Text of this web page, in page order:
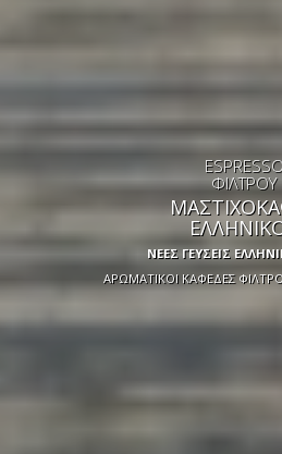
ΦΙΛΤΡΟΥ
ΝΕΕΣ ΓΕΥΣΕΙΣ
ΑΡΩΜΑΤΙΚΟΙ ΚΑΦΕΔΕΣ